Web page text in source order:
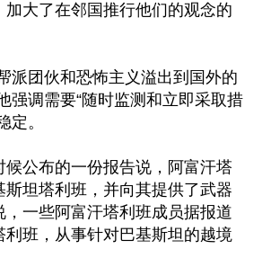
加大了在邻国推行他们的观念的
派团伙和恐怖主义溢出到国外的
强调需要“随时监测和立即采取措
定。
候公布的一份报告说，阿富汗塔
斯坦塔利班，并向其提供了武器
，一些阿富汗塔利班成员据报道
利班，从事针对巴基斯坦的越境